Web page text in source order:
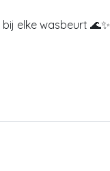
bij elke wasbeurt 🌊✨